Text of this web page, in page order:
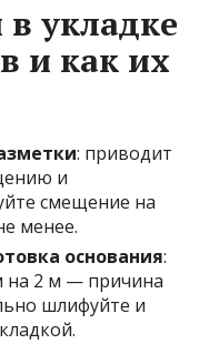
укладке
и как их
: приводит
и
смещение на
менее.
основания:
на 2 м — причина
шлифуйте и